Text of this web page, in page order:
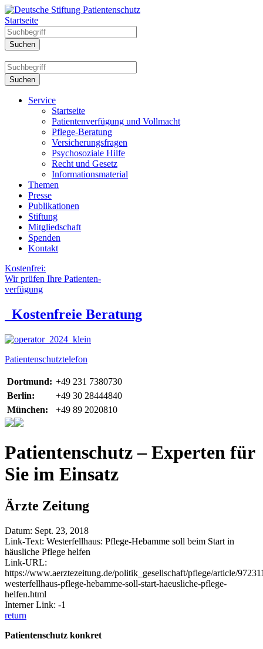
Startseite
Service
Startseite
Patientenverfügung und Vollmacht
Pflege-Beratung
Versicherungsfragen
Psychosoziale Hilfe
Recht und Gesetz
Informationsmaterial
Themen
Presse
Publikationen
Stiftung
Mitgliedschaft
Spenden
Kontakt
Kostenfrei:
Wir prüfen Ihre Patienten-
verfügung
Kostenfreie Beratung
Patientenschutztelefon
Dortmund: +49 231 7380730
Berlin:
+49 30 28444840
München:
+49 89 2020810
Patientenschutz – Experten für
Sie im Einsatz
Ärzte Zeitung
Datum: Sept. 23, 2018
Link-Text: Westerfellhaus: Pflege-Hebamme soll beim Start in
häusliche Pflege helfen
Link-URL:
https://www.aerztezeitung.de/politik_gesellschaft/pflege/article/
westerfellhaus-pflege-hebamme-soll-start-haeusliche-pflege-
helfen.html
Interner Link: -1
return
Patientenschutz konkret